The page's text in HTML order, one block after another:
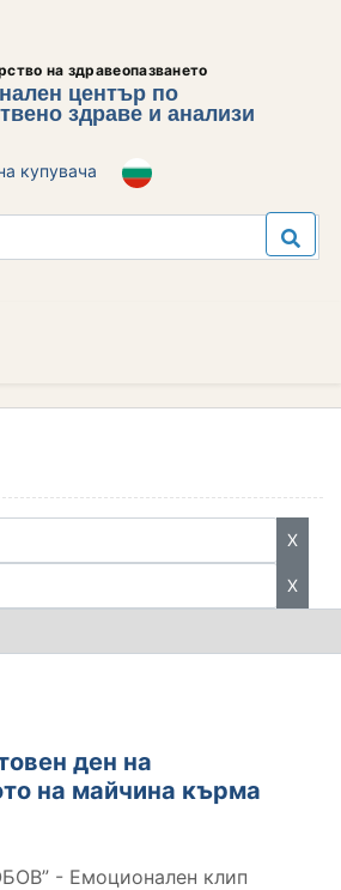
на здравеопазването
център по
здраве и анализи
купувача
X
X
ден на
на майчина кърма
- Емоционален клип